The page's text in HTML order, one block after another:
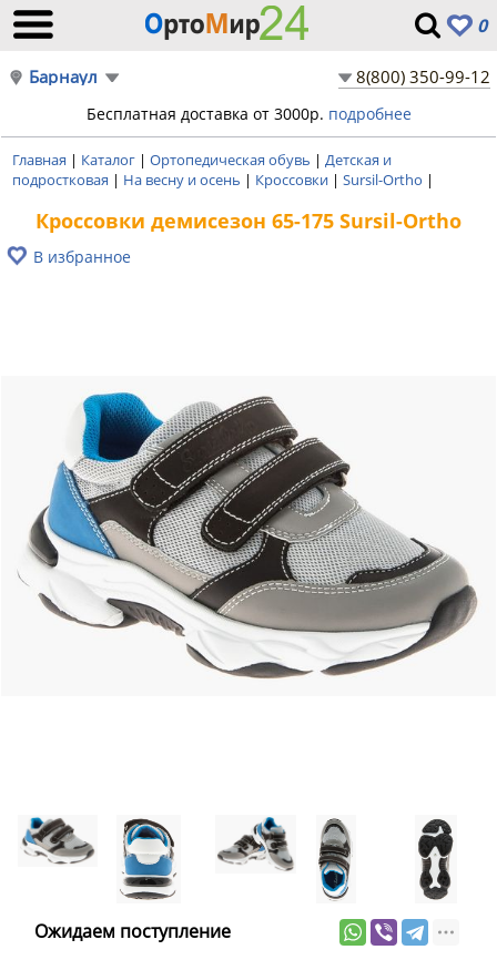
0
Барнаул 8(800) 350-99-12
Бесплатная доставка от 3000р. подробнее
Главная | Каталог | Ортопедическая обувь | Детская и
подростковая | На весну и осень | Кроссовки | Sursil-Ortho |
Кроссовки демисезон 65-175 Sursil-Ortho
В избранное
Ожидаем поступление